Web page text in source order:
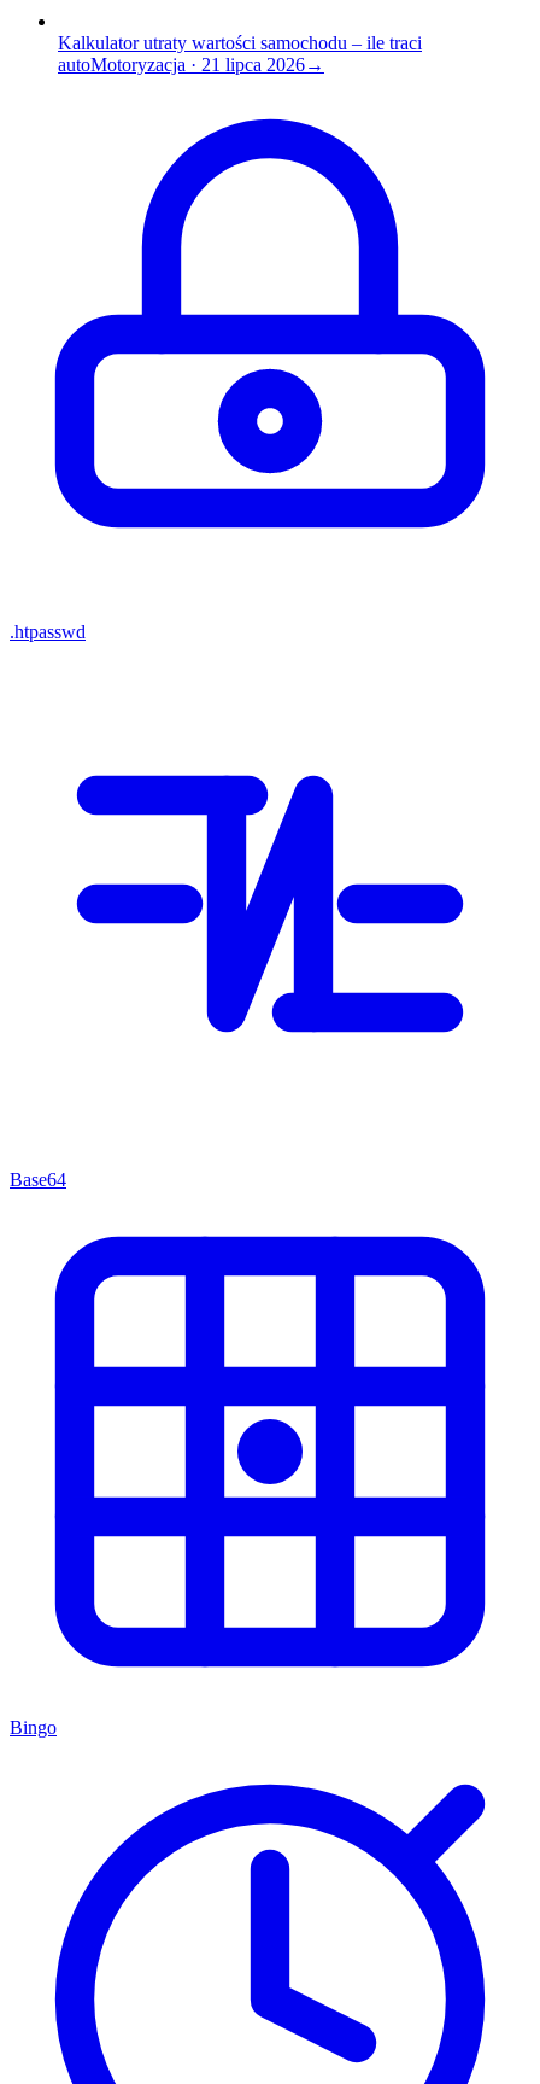
Kalkulator utraty wartości samochodu – ile traci
autoMotoryzacja · 21 lipca 2026→
.htpasswd
Base64
Bingo